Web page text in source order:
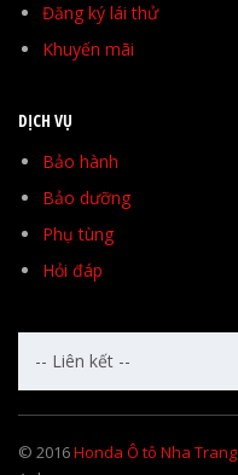
Đăng ký lái thử
Khuyến mãi
DỊCH VỤ
Bảo hành
Bảo dưỡng
Phụ tùng
Hỏi đáp
-- Liên kết --
© 2016Honda Ô tô Nha Trang